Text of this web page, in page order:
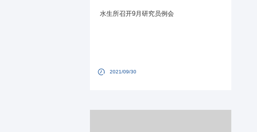
水生所召开9月研究员例会
2021/09/30